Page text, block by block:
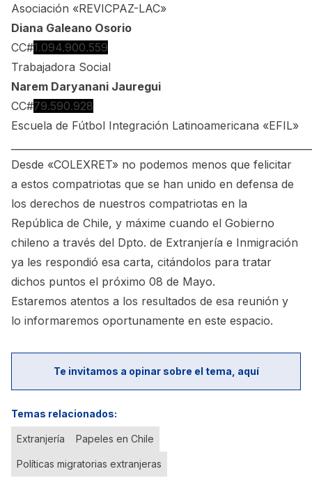
Asociación «REVICPAZ-LAC»
Diana Galeano Osorio
CC#1.094.900.559
Trabajadora Social
Narem Daryanani Jauregui
CC#79.590.928
Escuela de Fútbol Integración Latinoamericana «EFIL»
Desde «COLEXRET» no podemos menos que felicitar
a estos compatriotas que se han unido en defensa de
los derechos de nuestros compatriotas en la
República de Chile, y máxime cuando el Gobierno
chileno a través del Dpto. de Extranjería e Inmigración
ya les respondió esa carta, citándolos para tratar
dichos puntos el próximo 08 de Mayo.
Estaremos atentos a los resultados de esa reunión y
lo informaremos oportunamente en este espacio.
Te invitamos a opinar sobre el tema, aquí
Temas relacionados:
Extranjería Papeles en Chile
Políticas migratorias extranjeras